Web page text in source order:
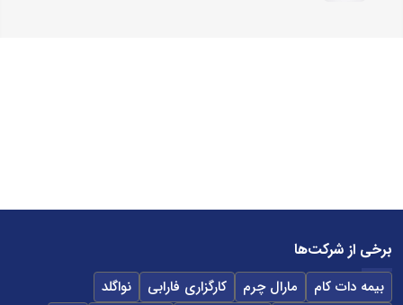
برخی از شرکت‌ها
بیمه دات کام مارال چرم کارگزاری فارابی
نواگلد